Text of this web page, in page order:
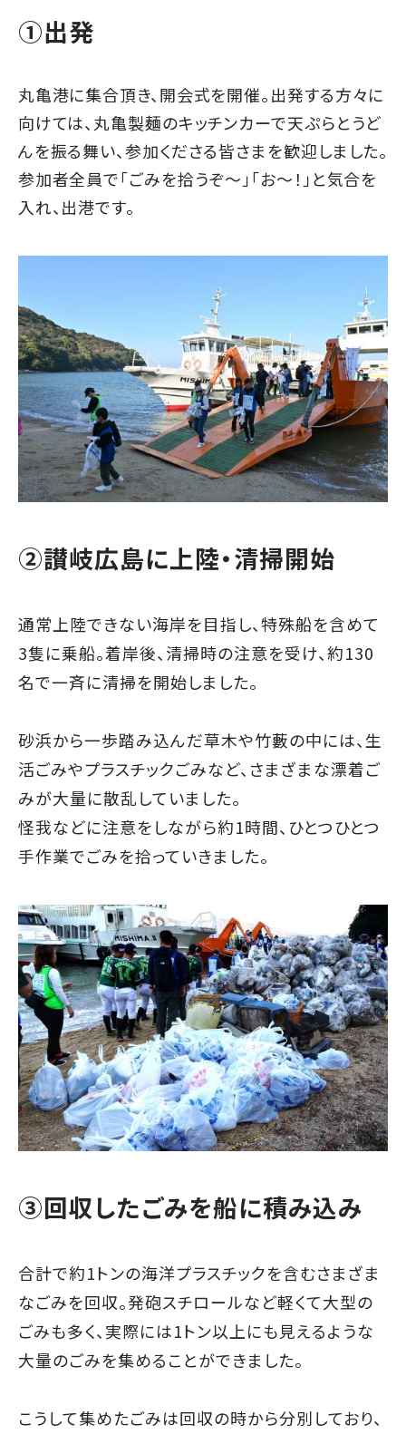
➀出発
丸亀港に集合頂き、開会式を開催。出発する方々に
向けては、丸亀製麺のキッチンカーで天ぷらとうど
んを振る舞い、参加くださる皆さまを歓迎しました。
参加者全員で「ごみを拾うぞ～」「お～！」と気合を
入れ、出港です。
②讃岐広島に上陸・清掃開始
通常上陸できない海岸を目指し、特殊船を含めて
3隻に乗船。着岸後、清掃時の注意を受け、約130
名で一斉に清掃を開始しました。
砂浜から一歩踏み込んだ草木や竹藪の中には、生
活ごみやプラスチックごみなど、さまざまな漂着ご
みが大量に散乱していました。
怪我などに注意をしながら約1時間、ひとつひとつ
手作業でごみを拾っていきました。
③回収したごみを船に積み込み
合計で約1トンの海洋プラスチックを含むさまざま
なごみを回収。発砲スチロールなど軽くて大型の
ごみも多く、実際には1トン以上にも見えるような
大量のごみを集めることができました。
こうして集めたごみは回収の時から分別しており、